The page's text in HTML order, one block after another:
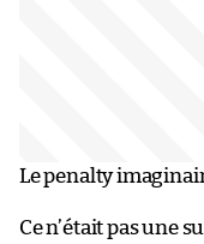
Le penalty
Ce n’était pas une